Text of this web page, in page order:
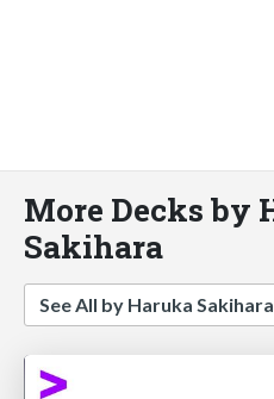
More Decks by
Sakihara
See All by Haruka Sakihara